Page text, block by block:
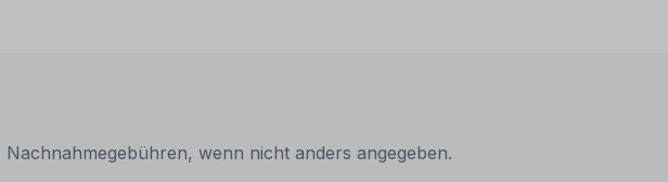
Nachnahmegebühren, wenn nicht anders angegeben.